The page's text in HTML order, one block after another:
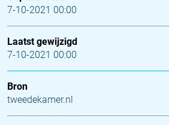
7-10-2021 00:00
Laatst gewijzigd
7-10-2021 00:00
Bron
tweedekamer.nl